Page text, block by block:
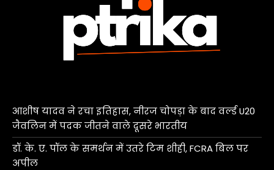
आशीष यादव ने रचा इतिहास, नीरज चोपड़ा के बाद वर्ल्ड U20
जैवलिन में पदक जीतने वाले दूसरे भारतीय
डॉ. के. ए. पॉल के समर्थन में उतरे टिम शीही, FCRA बिल पर
अपील